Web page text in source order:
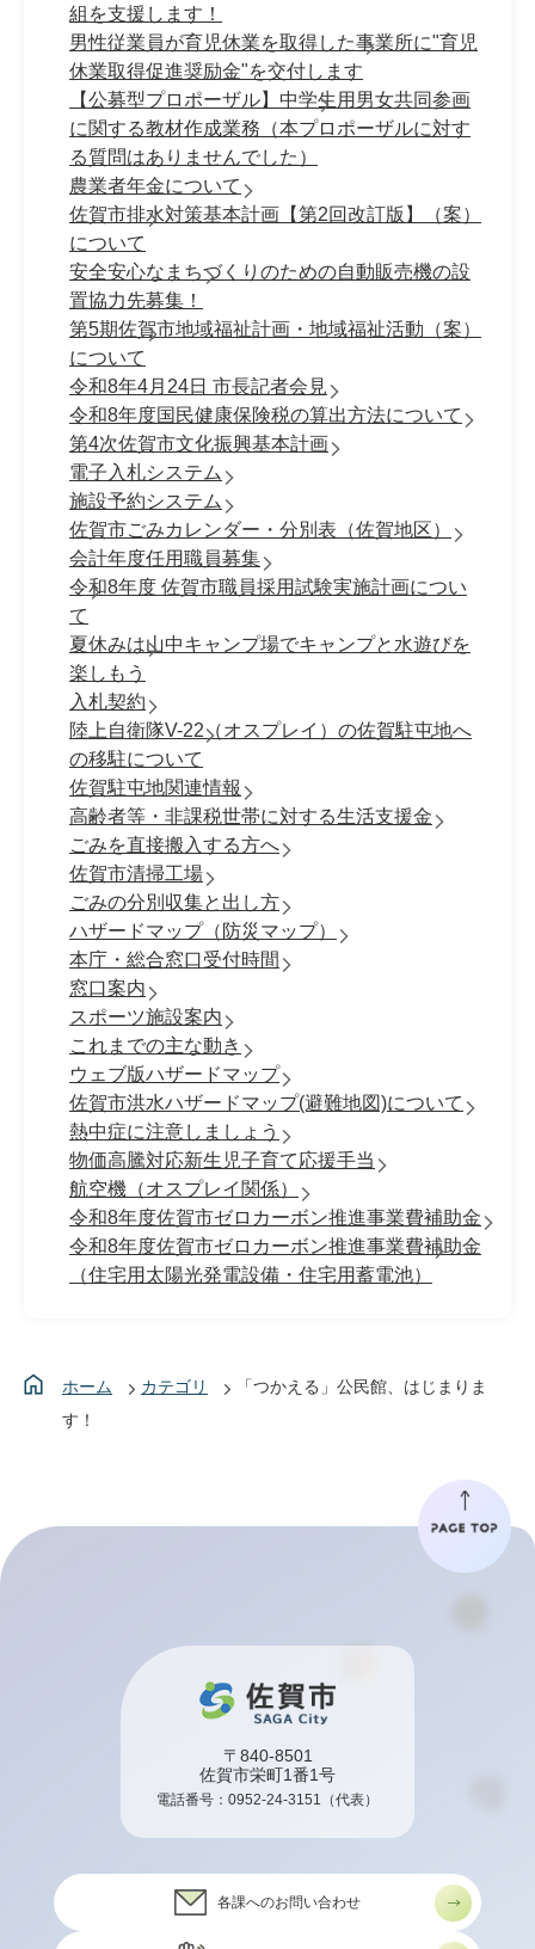
組を支援します！
男性従業員が育児休業を取得した事業所に"育児
休業取得促進奨励金"を交付します
【公募型プロポーザル】中学生用男女共同参画
に関する教材作成業務（本プロポーザルに対す
る質問はありませんでした）
農業者年金について
佐賀市排水対策基本計画【第2回改訂版】（案）
について
安全安心なまちづくりのための自動販売機の設
置協力先募集！
第5期佐賀市地域福祉計画・地域福祉活動（案）
について
令和8年4月24日 市長記者会見
令和8年度国民健康保険税の算出方法について
第4次佐賀市文化振興基本計画
電子入札システム
施設予約システム
佐賀市ごみカレンダー・分別表（佐賀地区）
会計年度任用職員募集
令和8年度 佐賀市職員採⽤試験実施計画につい
て
夏休みは山中キャンプ場でキャンプと水遊びを
楽しもう
入札契約
陸上自衛隊V-22（オスプレイ）の佐賀駐屯地へ
の移駐について
佐賀駐屯地関連情報
高齢者等・非課税世帯に対する生活支援金
ごみを直接搬入する方へ
佐賀市清掃工場
ごみの分別収集と出し方
ハザードマップ（防災マップ）
本庁・総合窓口受付時間
窓口案内
スポーツ施設案内
これまでの主な動き
ウェブ版ハザードマップ
佐賀市洪水ハザードマップ(避難地図)について
熱中症に注意しましょう
物価高騰対応新生児子育て応援手当
航空機（オスプレイ関係）
令和8年度佐賀市ゼロカーボン推進事業費補助金
令和8年度佐賀市ゼロカーボン推進事業費補助金
（住宅用太陽光発電設備・住宅用蓄電池）
ホーム カテゴリ
「つかえる」公民館、はじまりま
す！
〒840-8501
佐賀市栄町1番1号
電話番号： 0952-24-3151 （代表）
各課へのお問い合わせ